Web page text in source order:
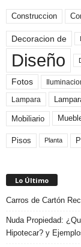
Construccion
Decoracion de
Diseño
Fotos
Lampara
Mobiliario
Pisos Planta
Lo Último
Carros de Cartón
Nuda Propiedad:
Hipotecar? y